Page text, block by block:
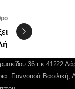
36 τ.κ 41222
Γιαννουσά